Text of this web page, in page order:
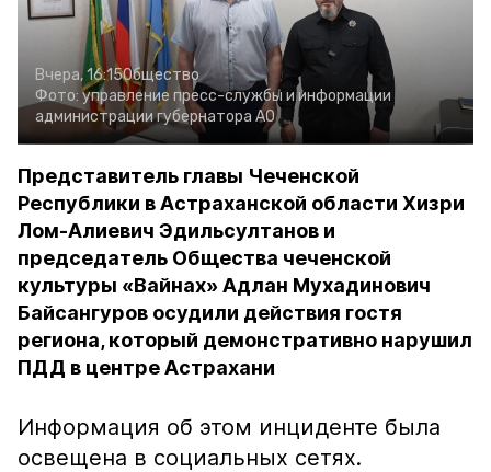
Вчера, 16:15Общество
Фото: управление пресс-службы и информации
администрации губернатора АО
Представитель главы Чеченской
Республики в Астраханской области Хизри
Лом-Алиевич Эдильсултанов и
председатель Общества чеченской
культуры «Вайнах» Адлан Мухадинович
Байсангуров осудили действия гостя
региона, который демонстративно нарушил
ПДД в центре Астрахани
Информация об этом инциденте была
освещена в социальных сетях.